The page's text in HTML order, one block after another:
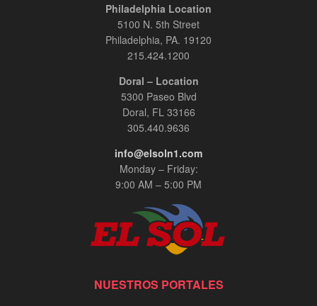
Philadelphia Location
5100 N. 5th Street
Philadelphia, PA. 19120
215.424.1200
Doral – Location
5300 Paseo Blvd
Doral, FL 33166
305.440.9636
info@elsoln1.com
Monday – Friday:
9:00 AM – 5:00 PM
NUESTROS PORTALES